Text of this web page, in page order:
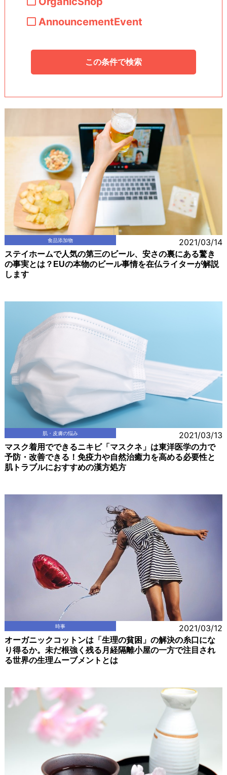
AnnouncementEvent
食品添加物 2021/03/14
ステイホームで人気の第三のビール、安さの裏にある驚き
の事実とは？EUの本物のビール事情を在仏ライターが解説
します
肌・皮膚の悩み 2021/03/13
マスク着用でできるニキビ「マスクネ」は東洋医学の力で
予防・改善できる！免疫力や自然治癒力を高める必要性と
肌トラブルにおすすめの漢方処方
時事 2021/03/12
オーガニックコットンは「生理の貧困」の解決の糸口にな
り得るか。未だ根強く残る月経隔離小屋の一方で注目され
る世界の生理ムーブメントとは